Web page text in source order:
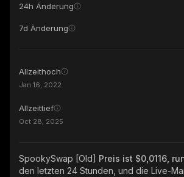
24h Änderung
7d Änderung
Allzeithoch
Jan 16, 2022
Allzeittief
Oct 28, 2025
SpookySwap [Old] Preis ist $0,0116,
den letzten 24 Stunden, und die Live-